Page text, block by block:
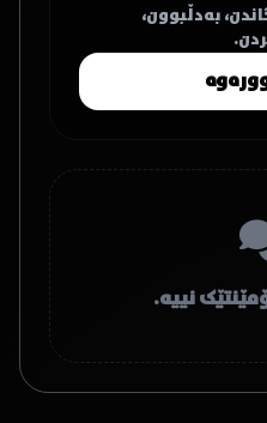
بەدڵبوون،
نییە.